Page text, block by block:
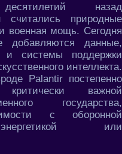
назад
считались природные
военная мощь. Сегодня
данные,
и системы поддержки
интеллекта.
Palantir постепенно
важной
государства,
с оборонной
или